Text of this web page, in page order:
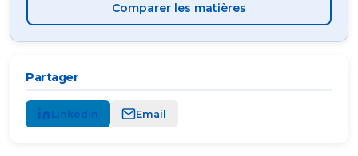
Comparer les matières
Partager
LinkedIn Email